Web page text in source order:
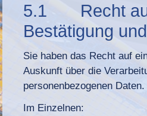
5.1 Recht
Bestätigung
Sie haben das Recht auf
Auskunft über die
personenbezogenen Daten.
Im Einzelnen: